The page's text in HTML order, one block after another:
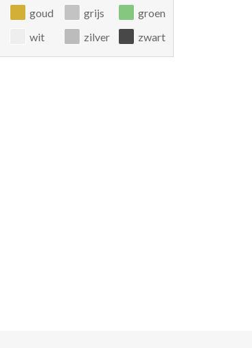
goud grijs
groen
wit zilver zwart